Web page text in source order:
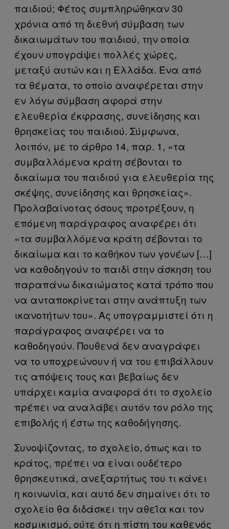
παιδιού; Φέτος συμπληρώθηκαν 30
χρόνια από τη διεθνή σύμβαση των
δικαιωμάτων του παιδιού, την οποία
έχουν υπογράψει πολλές χώρες,
μεταξύ αυτών και η Ελλάδα. Ένα από
τα θέματα, το οποίο αναφέρεται στην
εν λόγω σύμβαση αφορά στην
ελευθερία έκφρασης, συνείδησης και
θρησκείας του παιδιού. Σύμφωνα,
λοιπόν, με το άρθρο 14, παρ. 1, «τα
συμβαλλόμενα κράτη σέβονται το
δικαίωμα του παιδιού για ελευθερία της
σκέψης, συνείδησης και θρησκείας».
Προλαβαίνοτας όσους προτρέξουν, η
επόμενη παράγραφος αναφέρει ότι
«τα συμβαλλόμενα κράτη σέβονται το
δικαίωμα και το καθήκον των γονέων […]
να καθοδηγούν το παιδί στην άσκηση του
παραπάνω δικαιώματος κατά τρόπο που
να ανταποκρίνεται στην ανάπτυξη των
ικανοτήτων του». Ας υπογραμμιστεί ότι η
παράγραφος αναφέρει να το
καθοδηγούν. Πουθενά δεν αναγράφει
να το υποχρεώνουν ή να του επιβάλλουν
τις απόψεις τους και βεβαίως δεν
υπάρχει καμία αναφορά ότι το σχολείο
πρέπει να αναλάβει αυτόν τον ρόλο της
επιβολής ή έστω της καθοδήγησης.
Συνοψίζοντας, το σχολείο, όπως και το
κράτος, πρέπει να είναι ουδέτερο
θρησκευτικά, ανεξαρτήτως του τι κάνει
η κοινωνία, και αυτό δεν σημαίνει ότι το
σχολείο θα διδάσκει την αθεΐα και τον
κοσμικισμό, ούτε ότι η πίστη του καθενός